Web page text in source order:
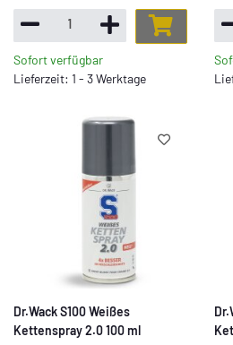
Sofort verfügbar
Lieferzeit: 1 - 3 Werktage
Dr.Wack S100 Weißes
Kettenspray 2.0 100 ml